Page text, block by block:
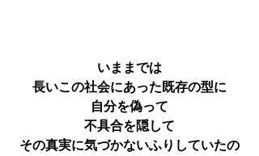
いままでは
長いこの社会にあった既存の型に
自分を偽って
不具合を隠して
その真実に気づかないふりしていたの